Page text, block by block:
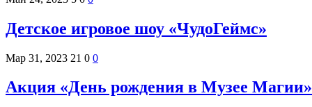
Детское игровое шоу «ЧудоГеймс»
Мар 31, 2023 21 0 0
Акция «День рождения в Музее Магии»